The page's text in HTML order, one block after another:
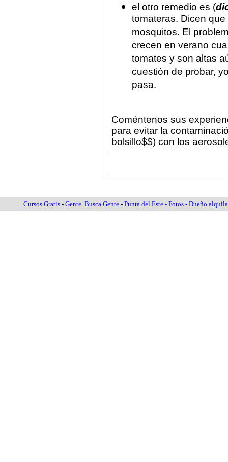
el otro remedio es (
tomateras. Dicen
mosquitos. El
crecen en verano
tomates y son altas
cuestión de probar,
pasa.
Coméntenos sus
para evitar la
bolsillo$$) con los
Cursos Gratis- Gente Busca Gente- Punta del Este - Fotos - Dueño alquila